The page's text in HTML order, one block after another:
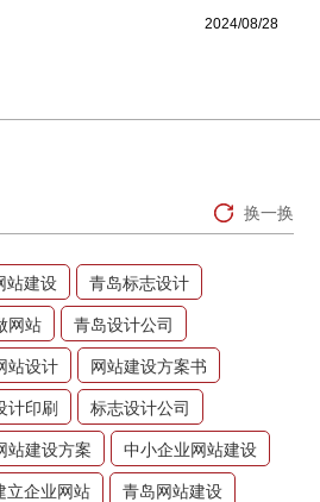
2024/08/28
换一换
站建设 青岛标志设计
网站 青岛设计公司
站设计 网站建设方案书
计印刷 标志设计公司
站建设方案 中小企业网站建设
立企业网站 青岛网站建设